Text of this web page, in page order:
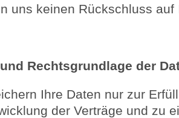
uns keinen Rückschluss auf
Rechtsgrundlage der
Ihre Daten nur zur
der Verträge und zu